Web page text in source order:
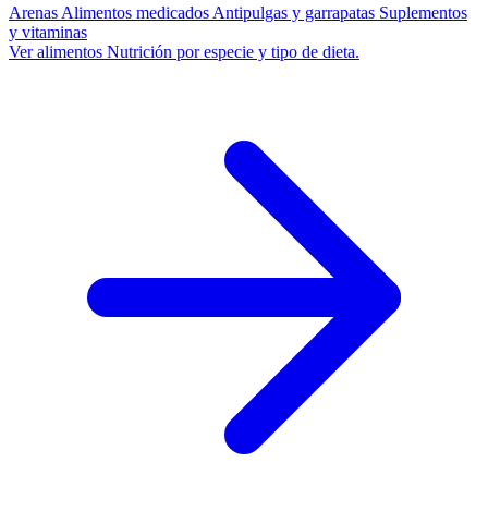
Arenas Alimentos medicados Antipulgas y garrapatas Suplementos
y vitaminas
Ver alimentos Nutrición por especie y tipo de dieta.